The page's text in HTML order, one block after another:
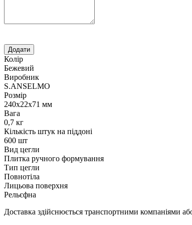
Колір
Бежевий
Виробник
S.ANSELMO
Розмір
240х22х71 мм
Вага
0,7 кг
Кількість штук на піддоні
600 шт
Вид цегли
Плитка ручного формування
Тип цегли
Повнотіла
Лицьова поверхня
Рельєфна
Доставка здійснюється транспортними компаніями